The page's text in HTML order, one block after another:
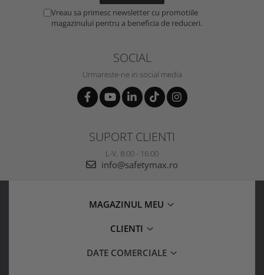
Vreau sa primesc newsletter cu promotiile
magazinului pentru a beneficia de reduceri.
SOCIAL
Urmareste-ne in social media
SUPORT CLIENTI
L-V, 8:00 - 16:00
info@safetymax.ro
MAGAZINUL MEU
CLIENTI
DATE COMERCIALE